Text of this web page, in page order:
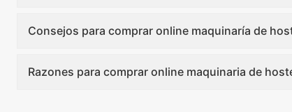
Consejos para comprar online maquinaría de
Razones para comprar online maquinaria de